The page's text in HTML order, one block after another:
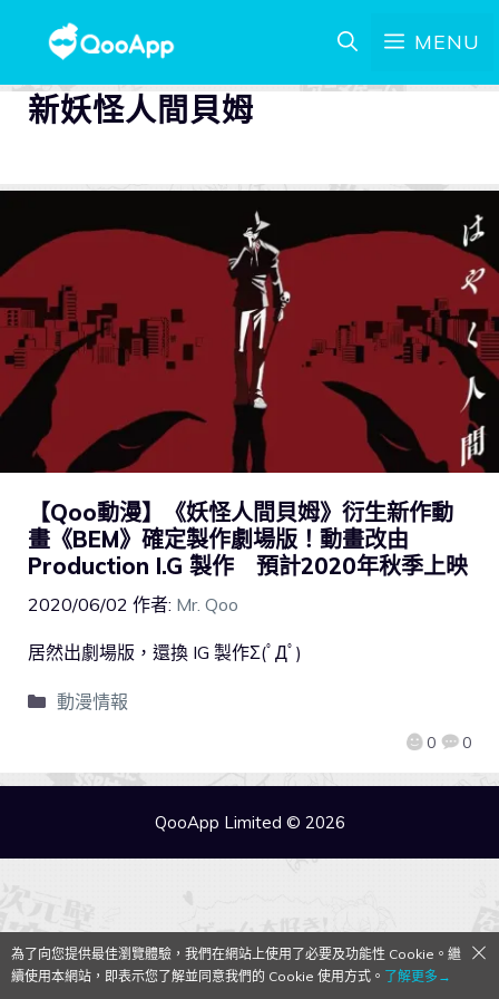
MENU
新妖怪人間貝姆
【Qoo動漫】《妖怪人間貝姆》衍生新作動
畫《BEM》確定製作劇場版！動畫改由
Production I.G 製作 預計2020年秋季上映
2020/06/02 作者: Mr. Qoo
0 0
居然出劇場版，還換 IG 製作Σ(ﾟДﾟ)
動漫情報
QooApp Limited © 2026
為了向您提供最佳瀏覽體驗，我們在網站上使用了必要及功能性 Cookie。繼
續使用本網站，即表示您了解並同意我們的 Cookie 使用方式。 了解更多→